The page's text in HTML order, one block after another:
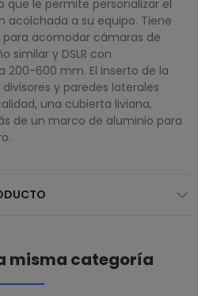
que le permite personalizar el
acolchada a su equipo. Tiene
acomodar cámaras de
similar y DSLR con
200-600 mm. El inserto de la
y paredes laterales
una cubierta liviana,
de un marco de aluminio para
misma categoría